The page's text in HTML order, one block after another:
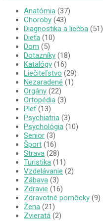
Anatómia (37)
Choroby (43)
Diagnostika a liečba (51)
Dieťa (10)
Dom (5)
Dotazníky (18)
Katalógy (16)
Liečiteľstvo (29)
Nezaradené (1)
Orgány (22)
Ortopédia (3)
Pleť(13)
Psychiatria (3)
Psychológia (10)
Senior (3)
Šport (16)
Strava (28)
Turistika (11)
Vzdelávanie (2)
Zábava (3)
Zdravie (16)
Zdravotné pomôcky (9)
Žena (21)
Zvieratá (2)